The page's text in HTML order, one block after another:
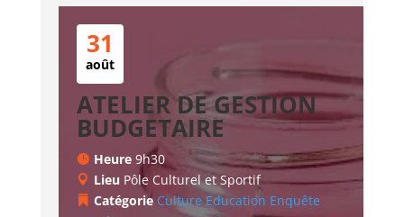
31
août
ATELIER DE GESTION
BUDGETAIRE
Heure 9h30
Lieu Pôle Culturel et Sportif
Catégorie Culture Education Enquête